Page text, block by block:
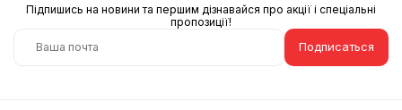
Підпишись на новини та першим дізнавайся про акції і спеціальні
пропозиції!
Подписаться